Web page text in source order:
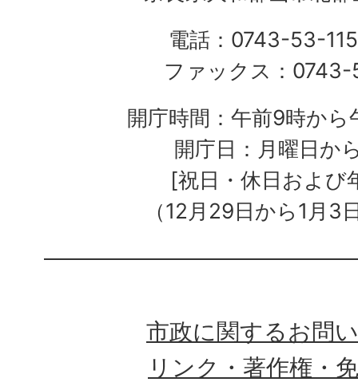
電話：0743-53-
ファックス：
開庁時間：午前9時か
開庁日：月曜日か
[祝日・休日および
（12月29日から1月3
市政に関するお問
リンク・著作権・